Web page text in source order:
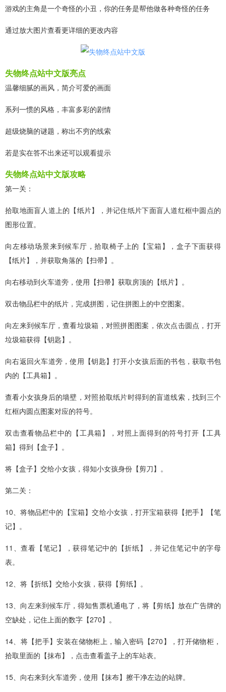
游戏的主角是一个奇怪的小丑，你的任务是帮他做各种奇怪的任务
通过放大图片查看更详细的更改内容
失物终点站中文版亮点
温馨细腻的画风，简介可爱的画面
系列一惯的风格，丰富多彩的剧情
超级烧脑的谜题，称出不穷的线索
若是实在答不出来还可以观看提示
失物终点站中文版攻略
第一关：
拾取地面盲人道上的【纸片】，并记住纸片下面盲人道红框中圆点的
图形位置。
向左移动场景来到候车厅，拾取椅子上的【宝箱】，盒子下面获得
【纸片】，并获取角落的【扫帚】。
向右移动到火车道旁，使用【扫帚】获取房顶的【纸片】。
双击物品栏中的纸片，完成拼图，记住拼图上的中空图案。
向左来到候车厅，查看垃圾箱，对照拼图图案，依次点击圆点，打开
垃圾箱获得【钥匙】。
向右返回火车道旁，使用【钥匙】打开小女孩后面的书包，获取书包
内的【工具箱】。
查看小女孩身后的墙壁，对照拾取纸片时得到的盲道线索，找到三个
红框内圆点图案对应的符号。
双击查看物品栏中的【工具箱】，对照上面得到的符号打开【工具
箱】得到【盒子】。
将【盒子】交给小女孩，得知小女孩身份【剪刀】。
第二关：
10、将物品栏中的【宝箱】交给小女孩，打开宝箱获得【把手】【笔
记】。
11、查看【笔记】，获得笔记中的【折纸】，并记住笔记中的字母
表。
12、将【折纸】交给小女孩，获得【剪纸】。
13、向左来到候车厅，得知售票机通电了，将【剪纸】放在广告牌的
空缺处，记住上面的数字【270】。
14、将【把手】安装在储物柜上，输入密码【270】，打开储物柜，
拾取里面的【抹布】，点击查看盖子上的车站表。
15、向右来到火车道旁，使用【抹布】擦干净左边的站牌。